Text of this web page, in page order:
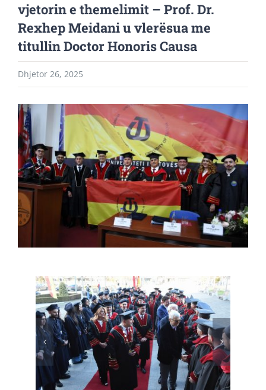
vjetorin e themelimit – Prof. Dr.
Rexhep Meidani u vlerësua me
titullin Doctor Honoris Causa
Dhjetor 26, 2025
View
Larger
Image